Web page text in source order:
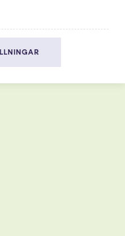
pastarecept